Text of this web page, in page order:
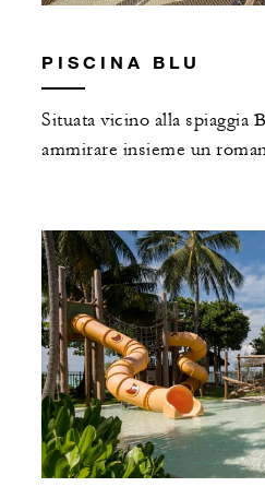
PISCINA BLU
Situata vicino alla spiaggia
ammirare insieme un